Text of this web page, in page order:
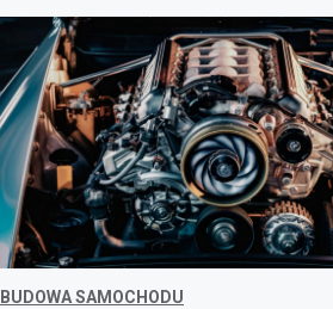
BUDOWA SAMOCHODU